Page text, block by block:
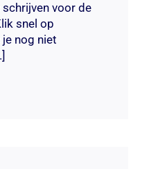
voor de
snel op
nog niet